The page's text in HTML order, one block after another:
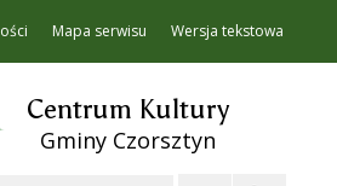
Mapa serwisu Wersja tekstowa
Centrum Kultury
Gminy Czorsztyn